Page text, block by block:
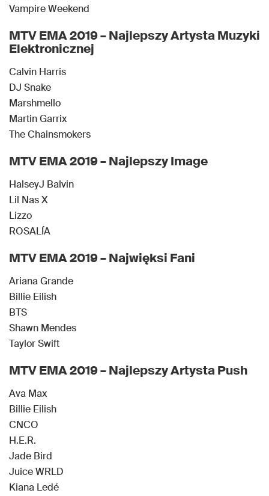
Vampire Weekend
MTV EMA 2019 – Najlepszy Artysta Muzyki
Elektronicznej
Calvin Harris
DJ Snake
Marshmello
Martin Garrix
The Chainsmokers
MTV EMA 2019 – Najlepszy Image
HalseyJ Balvin
Lil Nas X
Lizzo
ROSALÍA
MTV EMA 2019 – Najwięksi Fani
Ariana Grande
Billie Eilish
BTS
Shawn Mendes
Taylor Swift
MTV EMA 2019 – Najlepszy Artysta Push
Ava Max
Billie Eilish
CNCO
H.E.R.
Jade Bird
Juice WRLD
Kiana Ledé